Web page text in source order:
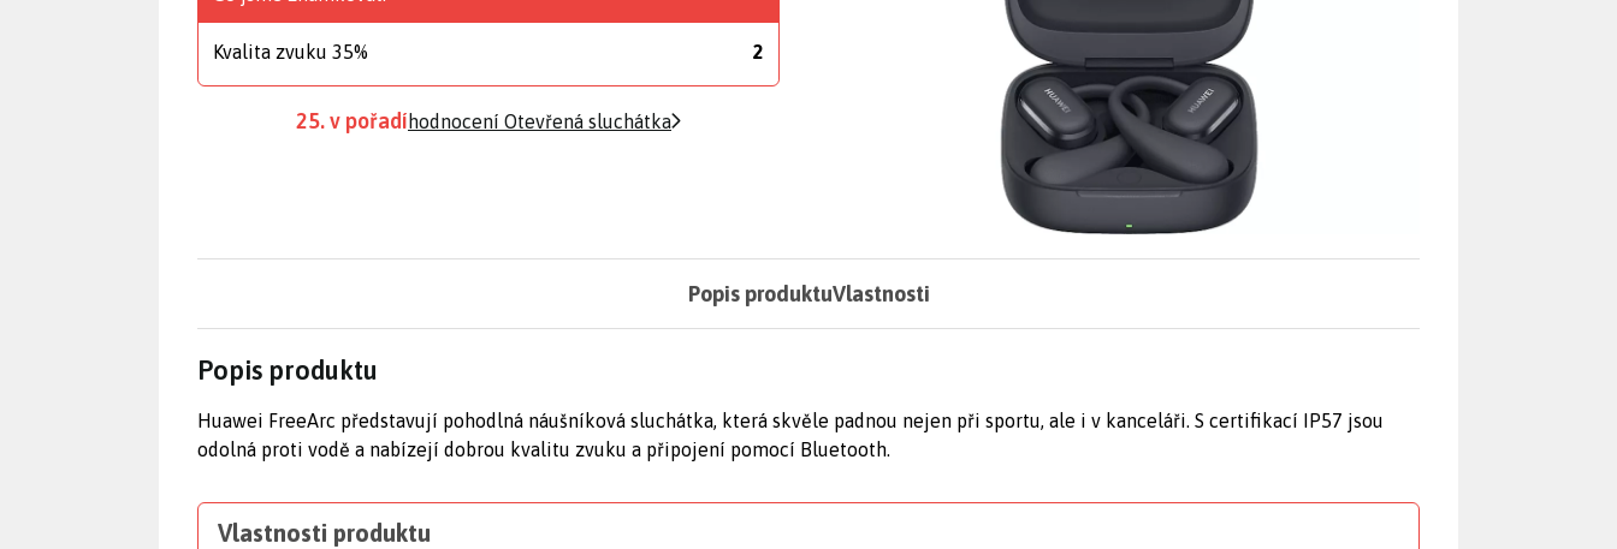
Kvalita zvuku 35% 2
25. v pořadí hodnocení Otevřená sluchátka
Popis produktuVlastnosti
Popis produktu
Huawei FreeArc představují pohodlná náušníková sluchátka, která skvěle padnou nejen při sportu, ale i v kanceláři. S certifikací IP57 jsou
odolná proti vodě a nabízejí dobrou kvalitu zvuku a připojení pomocí Bluetooth.
Vlastnosti produktu